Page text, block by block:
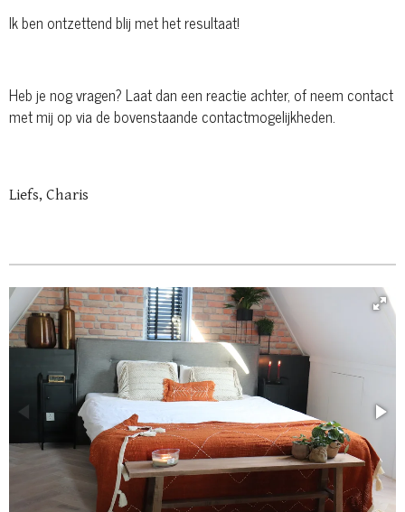
Ik ben ontzettend blij met het resultaat!
Heb je nog vragen? Laat dan een reactie achter, of neem contact
met mij op via de bovenstaande contactmogelijkheden.
Liefs, Charis